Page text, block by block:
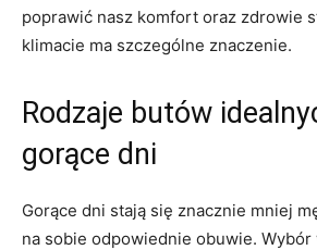
poprawić nasz komfort oraz⁣ zdrowie
klimacie⁣ ma szczególne znaczenie.
Rodzaje butów
gorące dni
Gorące dni stają się znacznie​ mniej
na sobie odpowiednie obuwie. Wybór